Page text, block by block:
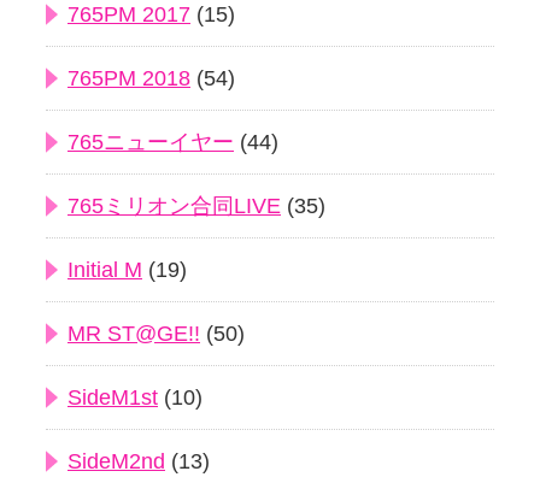
765PM 2017 (15)
765PM 2018 (54)
765ニューイヤー (44)
765ミリオン合同LIVE (35)
Initial M (19)
MR ST@GE!! (50)
SideM1st (10)
SideM2nd (13)